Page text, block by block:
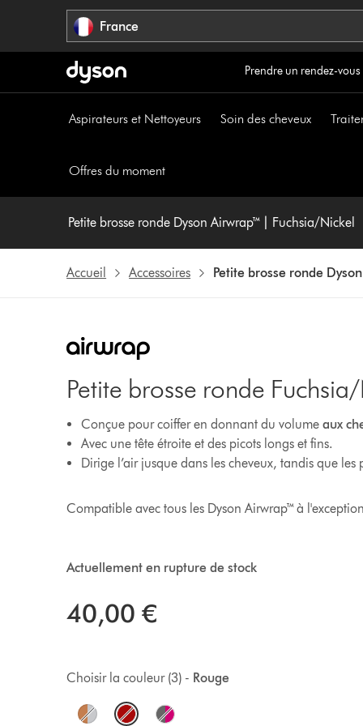
France
Prendre un rendez-vous
Aspirateurs et Nettoyeurs Soin des cheveux
Offres du moment
Petite brosse ronde Dyson Airwrap™ | Fuchsia/Nickel
Accueil Accessoires Petite brosse ronde
Petite brosse ronde
Conçue pour coiffer en donnant du volume aux
Avec une tête étroite et des picots longs et fins.
Dirige l’air jusque dans les cheveux, tandis que
Compatible avec tous les Dyson Airwrap™ à
Actuellement en rupture de stock
40,00 €
Rouge
Choisir la couleur (3) -
O